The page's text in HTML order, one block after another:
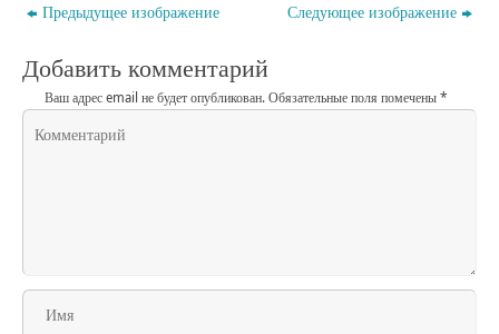
Предыдущее изображение Следующее изображение
Добавить комментарий
Ваш адрес email не будет опубликован.Обязательные поля помечены*